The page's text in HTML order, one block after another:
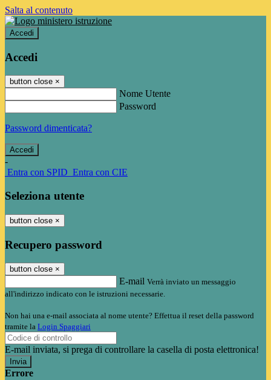
Salta al contenuto
Accedi
Accedi
button close ×
Nome Utente
Password
Password dimenticata?
-
Entra con SPID Entra con CIE
Seleziona utente
button close ×
Recupero password
button close ×
E-mail Verrà inviato un messaggio
all'indirizzo indicato con le istruzioni necessarie.
Non hai una e-mail associata al nome utente? Effettua il reset della password
tramite la Login Spaggiari
E-mail inviata, si prega di controllare la casella di posta elettronica!
Errore